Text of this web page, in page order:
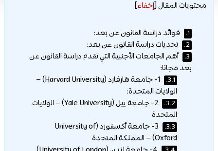
محتويات المقال[إخفاء]
1. فوائد دراسة القانون عن بعد:
2. تحديات دراسة القانون عن بعد:
3.
أهم الجامعات الأجنبية التي تقدم دراسة القانون عن
بعد مجانا:
3.1.
1- جامعة هارفارد (Harvard University) –
الولايات المتحدة:
3.2.
2- جامعة ييل (Yale University) – الولايات
المتحدة
3.3.
3- جامعة أكسفورد (University of
Oxford) – المملكة المتحدة